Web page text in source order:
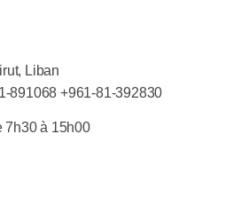
Liban
891068+961-81-392830
7h30 à 15h00